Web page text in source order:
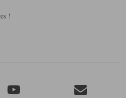
!